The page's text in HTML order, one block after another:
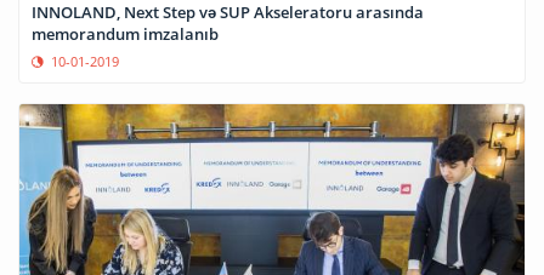
INNOLAND, Next Step və SUP Akseleratoru arasında
memorandum imzalanıb
10-01-2019